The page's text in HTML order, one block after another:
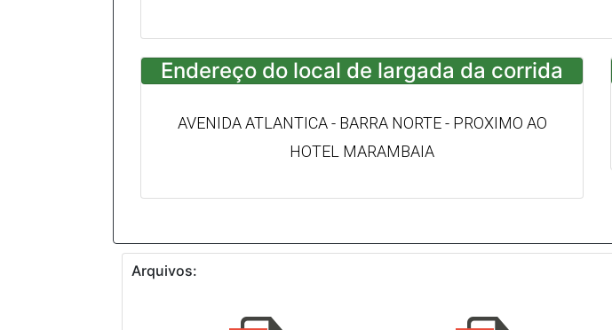
Endereço do local de largada da corrida
AVENIDA ATLANTICA - BARRA NORTE - PROXIMO AO
HOTEL MARAMBAIA
Arquivos: